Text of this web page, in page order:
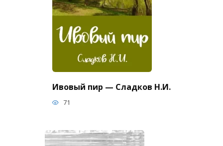
Ивовый пир — Сладков Н.И.
71